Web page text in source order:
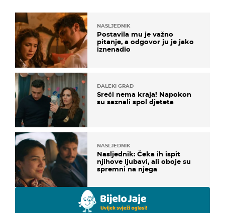
NASLJEDNIK
Postavila mu je važno
pitanje, a odgovor ju je jako
iznenadio
DALEKI GRAD
Sreći nema kraja! Napokon
su saznali spol djeteta
NASLJEDNIK
Nasljednik: Čeka ih ispit
njihove ljubavi, ali oboje su
spremni na njega